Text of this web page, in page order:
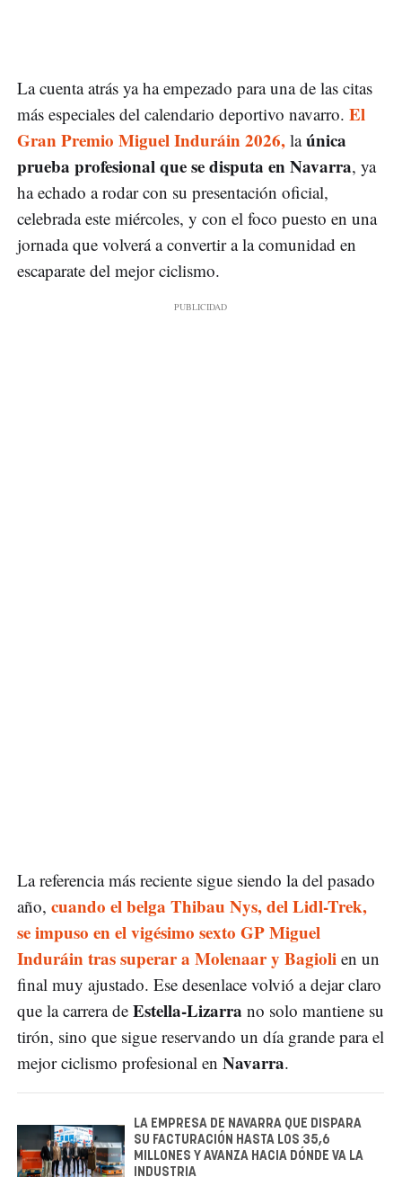
La cuenta atrás ya ha empezado para una de las citas
más especiales del calendario deportivo navarro. El
Gran Premio Miguel Induráin 2026, laúnica
prueba profesionalque se disputa enNavarra, ya
ha echado a rodar con su presentación oficial,
celebrada este miércoles, y con el foco puesto en una
jornada que volverá a convertir a la comunidad en
escaparate del mejor ciclismo.
La referencia más reciente sigue siendo la del pasado
año, cuando el belga Thibau Nys, del Lidl-Trek,
se impuso en el vigésimo sexto GP Miguel
Induráin tras superar a Molenaar y Bagioli en un
final muy ajustado. Ese desenlace volvió a dejar claro
que la carrera de Estella-Lizarra no solo mantiene su
tirón, sino que sigue reservando un día grande para el
mejor ciclismo profesional en Navarra.
LA EMPRESA DE NAVARRA QUE DISPARA
SU FACTURACIÓN HASTA LOS 35,6
MILLONES Y AVANZA HACIA DÓNDE VA LA
INDUSTRIA